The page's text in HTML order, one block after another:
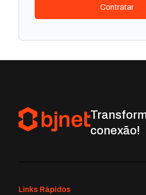
Contratar
conexão!
Links Rápidos